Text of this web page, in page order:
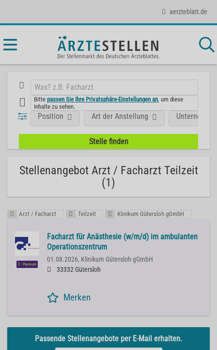
aerzteblatt.de
Bittepassen Sie Ihre Privatsphäre-Einstellungen an , um diese
Inhalte zu sehen.
Position Art der Anstellung
Stellenangebot Arzt / Facharzt Teilzeit
(1)
Arzt / Facharzt Teilzeit Klinikum Gütersloh gGmbH
Premium
Facharzt für Anästhesie (w/m/d) im ambulanten
Operationszentrum
01.08.2026, Klinikum Gütersloh gGmbH
33332 Gütersloh
Merken
Passende Stellenangebote per E-Mail erhalten.